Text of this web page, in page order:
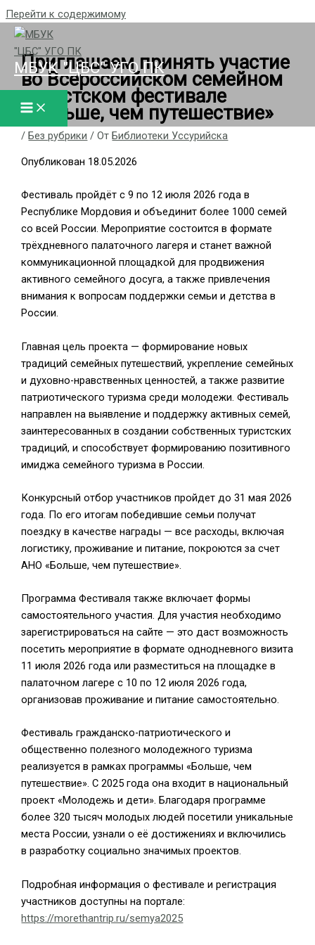
Перейти к содержимому
МБУК "ЦБС" УГО ПК
Приглашаем принять участие
во Всероссийском семейном
туристском фестивале
«Больше, чем путешествие»
/Без рубрики / ОтБиблиотеки Уссурийска
Опубликован 18.05.2026
Фестиваль пройдёт с 9 по 12 июля 2026 года в
Республике Мордовия и объединит более 1000 семей
со всей России. Мероприятие состоится в формате
трёхдневного палаточного лагеря и станет важной
коммуникационной площадкой для продвижения
активного семейного досуга, а также привлечения
внимания к вопросам поддержки семьи и детства в
России.
Главная цель проекта — формирование новых
традиций семейных путешествий, укрепление семейных
и духовно-нравственных ценностей, а также развитие
патриотического туризма среди молодежи. Фестиваль
направлен на выявление и поддержку активных семей,
заинтересованных в создании собственных туристских
традиций, и способствует формированию позитивного
имиджа семейного туризма в России.
Конкурсный отбор участников пройдет до 31 мая 2026
года. По его итогам победившие семьи получат
поездку в качестве награды — все расходы, включая
логистику, проживание и питание, покроются за счет
АНО «Больше, чем путешествие».
Программа Фестиваля также включает формы
самостоятельного участия. Для участия необходимо
зарегистрироваться на сайте — это даст возможность
посетить мероприятие в формате однодневного визита
11 июля 2026 года или разместиться на площадке в
палаточном лагере с 10 по 12 июля 2026 года,
организовав проживание и питание самостоятельно.
Фестиваль гражданско-патриотического и
общественно полезного молодежного туризма
реализуется в рамках программы «Больше, чем
путешествие». С 2025 года она входит в национальный
проект «Молодежь и дети». Благодаря программе
более 320 тысяч молодых людей посетили уникальные
места России, узнали о её достижениях и включились
в разработку социально значимых проектов.
Подробная информация о фестивале и регистрация
участников доступны на портале:
https://morethantrip.ru/semya2025